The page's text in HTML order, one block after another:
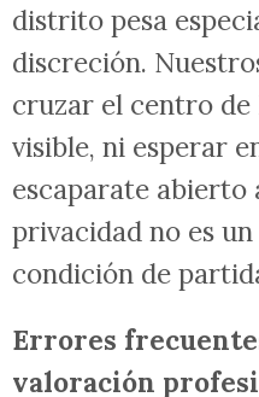
distrito pesa
discreción.
cruzar el centro
visible, ni esperar
escaparate abierto
privacidad no es
condición de
Errores
valoración